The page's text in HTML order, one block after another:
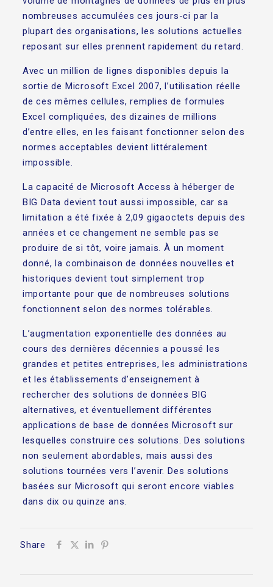
nombreuses accumulées ces jours-ci par la
plupart des organisations, les solutions actuelles
reposant sur elles prennent rapidement du retard.
Avec un million de lignes disponibles depuis la
sortie de Microsoft Excel 2007, l’utilisation réelle
de ces mêmes cellules, remplies de formules
Excel compliquées, des dizaines de millions
d’entre elles, en les faisant fonctionner selon des
normes acceptables devient littéralement
impossible.
La capacité de Microsoft Access à héberger de
BIG Data devient tout aussi impossible, car sa
limitation a été fixée à 2,09 gigaoctets depuis des
années et ce changement ne semble pas se
produire de si tôt, voire jamais. À un moment
donné, la combinaison de données nouvelles et
historiques devient tout simplement trop
importante pour que de nombreuses solutions
fonctionnent selon des normes tolérables.
L’augmentation exponentielle des données au
cours des dernières décennies a poussé les
grandes et petites entreprises, les administrations
et les établissements d’enseignement à
rechercher des solutions de données BIG
alternatives, et éventuellement différentes
applications de base de données Microsoft sur
lesquelles construire ces solutions. Des solutions
non seulement abordables, mais aussi des
solutions tournées vers l’avenir. Des solutions
basées sur Microsoft qui seront encore viables
dans dix ou quinze ans.
Share